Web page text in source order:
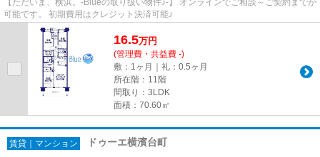
【ただいま、横浜。-Blueの取り扱い物件♪-】 オンラインでご相談～ご契約までが
可能です。 初期費用はクレジット決済可能♪
16.5万円
(管理費・共益費 -)
敷：1ヶ月｜礼：0.5ヶ月
所在階：11階
間取り：3LDK
面積：70.60㎡
賃貸｜マンション ドゥーエ横濱台町